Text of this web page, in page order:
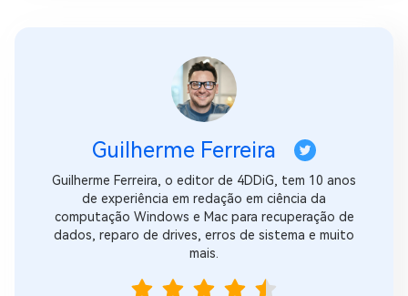
Guilherme Ferreira
Guilherme Ferreira, o editor de 4DDiG, tem 10 anos
de experiência em redação em ciência da
computação Windows e Mac para recuperação de
dados, reparo de drives, erros de sistema e muito
mais.